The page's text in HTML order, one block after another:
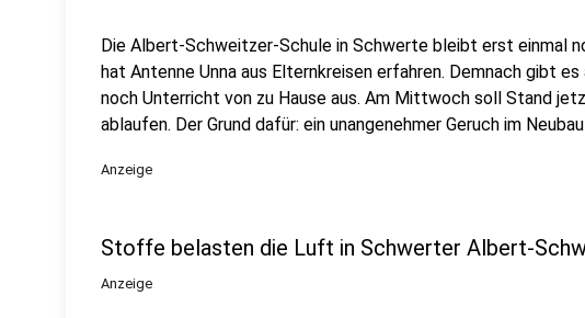
Die Albert-Schweitzer-Schule in Schwerte bleibt erst einmal
hat Antenne Unna aus Elternkreisen erfahren. Demnach gibt
noch Unterricht von zu Hause aus. Am Mittwoch soll Stand
ablaufen. Der Grund dafür: ein unangenehmer Geruch im
Anzeige
Stoffe belasten die Luft in Schwerter Albert-
Anzeige